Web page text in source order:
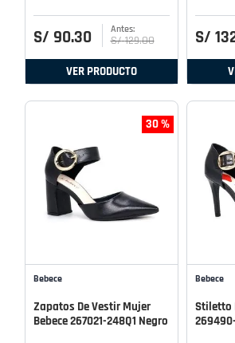
S/ 90.30 S/ 129.00
VER PRODUCTO
S/
30 %
Bebece
Zapatos De Vestir Mujer
Bebece 267021-248Q1 Negro
Bebece
Stiletto